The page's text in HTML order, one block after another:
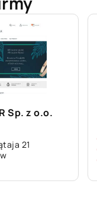
Sp. z o.o.
21